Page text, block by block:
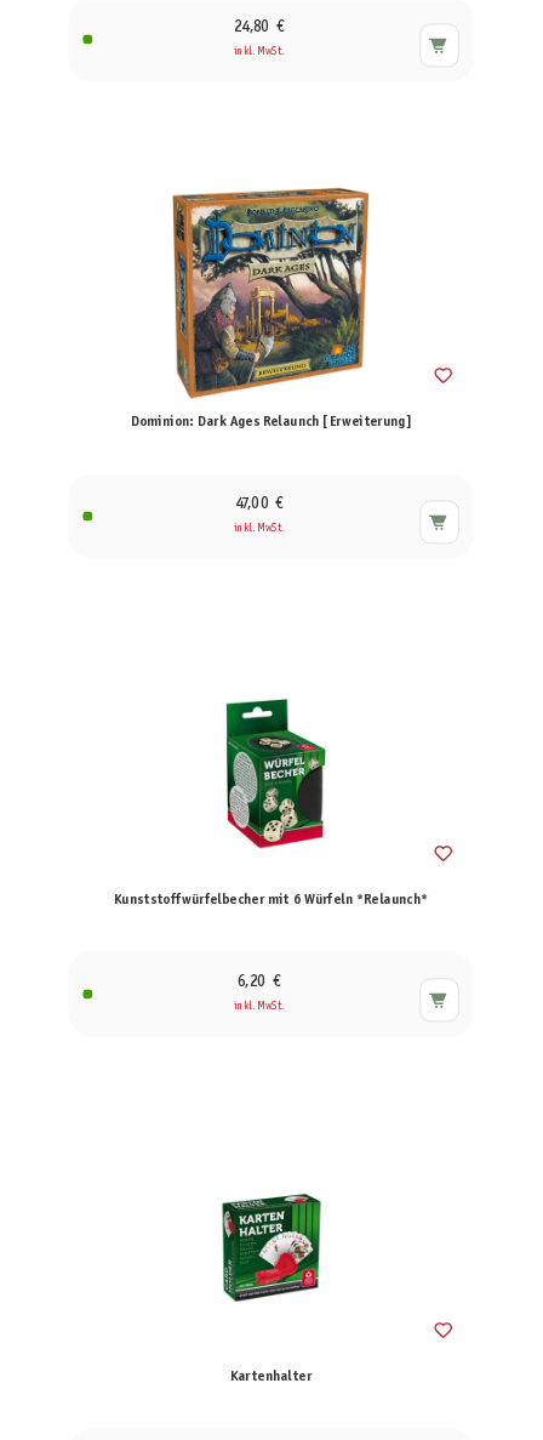
24,80 €
inkl. MwSt.
Dominion: Dark Ages Relaunch [Erweiterung]
47,00 €
inkl. MwSt.
Kunststoffwürfelbecher mit 6 Würfeln *Relaunch*
6,20 €
inkl. MwSt.
Kartenhalter